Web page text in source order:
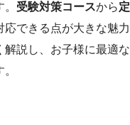
受験対策コースから定
応できる点が大きな魅力
解説し、お子様に最適な